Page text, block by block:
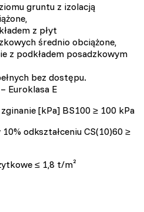
gruntu z izolacją
z płyt
średnio obciążone,
z podkładem posadzkowym
bez dostępu.
Euroklasa E
[kPa] BS100 ≥ 100 kPa
odkształceniu CS(10)60 ≥
≤ 1,8 t/m²